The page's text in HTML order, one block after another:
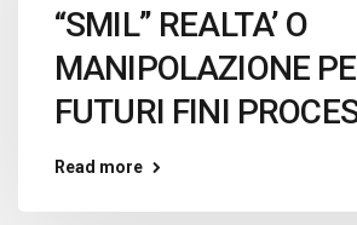
“SMIL” REALTA’ O
MANIPOLAZIONE
FUTURI FINI
Read more